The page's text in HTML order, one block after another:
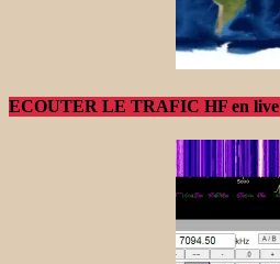
ECOUTER LE TRAFIC HF en live